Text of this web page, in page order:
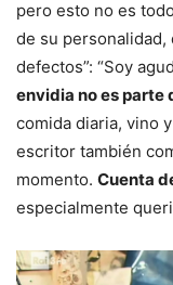
pero esto no es
de su
defectos”: “Soy
envidia no es parte
comida diaria, vino
escritor también
momento. Cuenta
especialmente